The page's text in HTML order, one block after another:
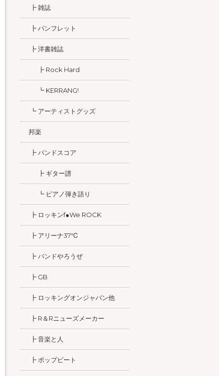
┣ 雑誌
┣ パンフレット
┣ 洋書雑誌
┣ Rock Hard
┗ KERRANG!
┗ アーティストグッズ
邦楽
┣ バンドスコア
┣ ギター譜
┗ ピアノ弾き語り
┣ ロッキンf●We ROCK
┣ アリーナ37℃
┣ バンドやろうぜ
┣ GB
┣ ロッキングオンジャパン他
┣ R＆Rニューズメーカー
┣ 音楽と人
┣ ポップビート